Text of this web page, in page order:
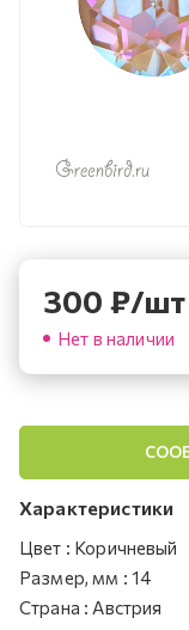
300 ₽/шт
Нет в наличии
Характеристики
Цвет : Коричневый
Размер, мм : 14
Страна : Австрия